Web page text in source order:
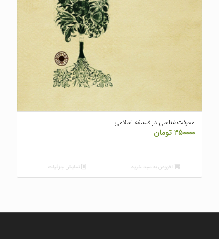
معرفت‌شناسی در فلسفه اسلامی
۳۵۰۰۰۰ تومان
افزودن به سبد خرید نمایش جزئیات